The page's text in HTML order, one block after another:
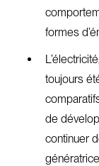
formes
toujours
de
continuer